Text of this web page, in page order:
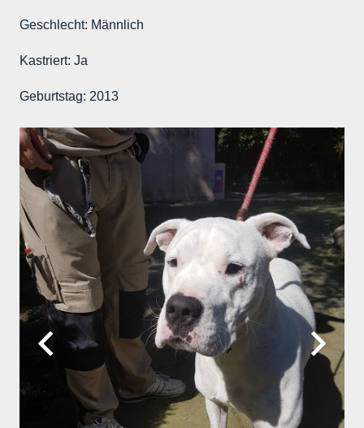
Geschlecht: Männlich
Kastriert: Ja
Geburtstag: 2013